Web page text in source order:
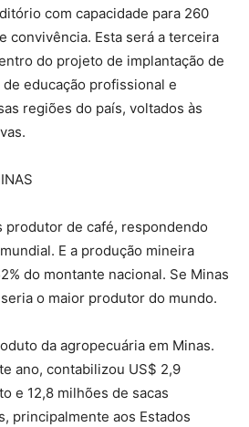
com capacidade para 260
convivência. Esta será a terceira
do projeto de implantação de
educação profissional e
regiões do país, voltados às
produtor de café, respondendo
E a produção mineira
do montante nacional. Se Minas
o maior produtor do mundo.
da agropecuária em Minas.
ano, contabilizou US$ 2,9
e 12,8 milhões de sacas
principalmente aos Estados